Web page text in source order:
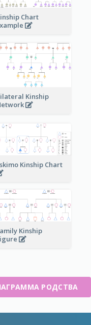
Chart
Kinship
Kinship Chart
Kinship
РОДСТВА